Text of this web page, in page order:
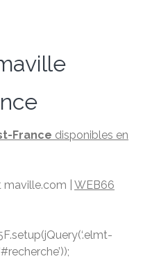
France disponibles en
WEB66